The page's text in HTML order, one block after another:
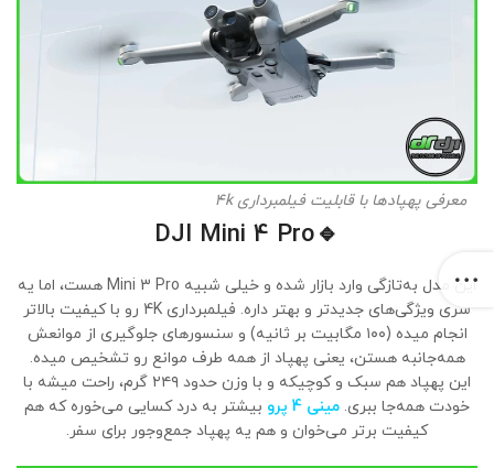
معرفی پهپادها با قابلیت فیلمبرداری 4k
🔹
DJI Mini 4 Pro
این مدل به‌تازگی وارد بازار شده و خیلی شبیه Mini 3 Pro هست، اما یه
سری ویژگی‌های جدیدتر و بهتر داره. فیلمبرداری 4K رو با کیفیت بالاتر
انجام میده (۱۰۰ مگابیت بر ثانیه) و سنسورهای جلوگیری از موانعش
همه‌جانبه هستن، یعنی پهپاد از همه طرف موانع رو تشخیص میده.
این پهپاد هم سبک و کوچیکه و با وزن حدود ۲۴۹ گرم، راحت میشه با
خودت همه‌جا ببری. مینی 4 پرو
بیشتر به درد کسایی می‌خوره که هم
کیفیت برتر می‌خوان و هم یه پهپاد جمع‌وجور برای سفر.